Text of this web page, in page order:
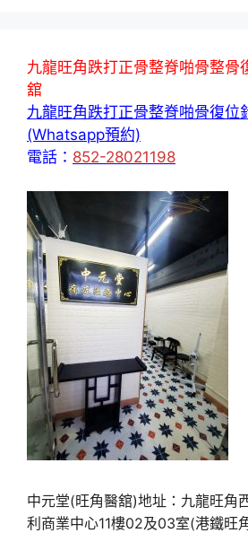
九龍旺角跌打正骨整脊啪骨整骨
舘
九龍旺角跌打正骨整脊啪骨復位
(Whatsapp預約)
電話： 852-28021198
中元堂(旺角醫舘)地址：九龍旺角
利商業中心11樓02及03室(港鐵旺